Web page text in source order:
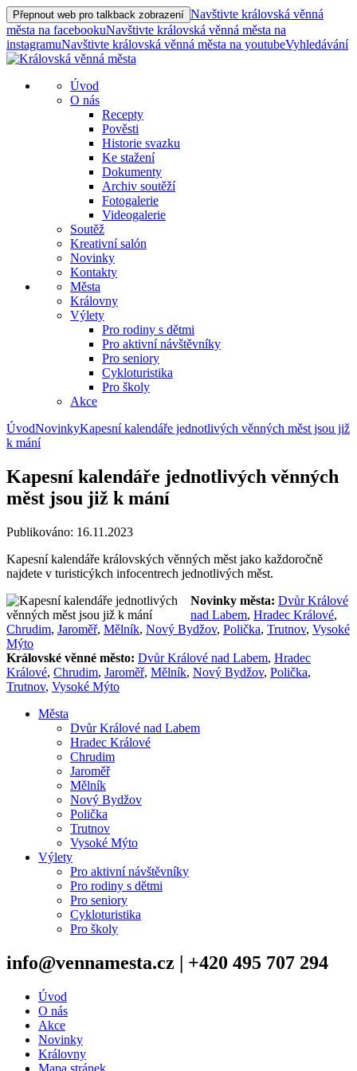
Přepnout web pro talkback zobrazení Navštivte královská věnná
města na facebookuNavštivte královská věnná města na
instagramuNavštivte královská věnná města na youtubeVyhledávání
Úvod
O nás
Recepty
Pověsti
Historie svazku
Ke stažení
Dokumenty
Archiv soutěží
Fotogalerie
Videogalerie
Soutěž
Kreativní salón
Novinky
Kontakty
Města
Královny
Výlety
Pro rodiny s dětmi
Pro aktivní návštěvníky
Pro seniory
Cykloturistika
Pro školy
Akce
ÚvodNovinkyKapesní kalendáře jednotlivých věnných měst jsou již
k mání
Kapesní kalendáře jednotlivých věnných
měst jsou již k mání
Publikováno: 16.11.2023
Kapesní kalendáře královských věnných měst jako každoročně
najdete v turisticýkch infocentrech jednotlivých měst.
Novinky města: Dvůr Králové
nad Labem, Hradec Králové,
Chrudim, Jaroměř, Mělník, Nový Bydžov, Polička, Trutnov, Vysoké
Mýto
Královské věnné město: Dvůr Králové nad Labem, Hradec
Králové, Chrudim, Jaroměř, Mělník, Nový Bydžov, Polička,
Trutnov, Vysoké Mýto
Města
Dvůr Králové nad Labem
Hradec Králové
Chrudim
Jaroměř
Mělník
Nový Bydžov
Polička
Trutnov
Vysoké Mýto
Výlety
Pro aktivní návštěvníky
Pro rodiny s dětmi
Pro seniory
Cykloturistika
Pro školy
info@vennamesta.cz | +420 495 707 294
Úvod
O nás
Akce
Novinky
Královny
Mapa stránek